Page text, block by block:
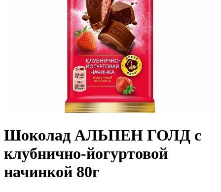
Шоколад АЛЬПЕН ГОЛД с
клубнично-йогуртовой
начинкой 80г